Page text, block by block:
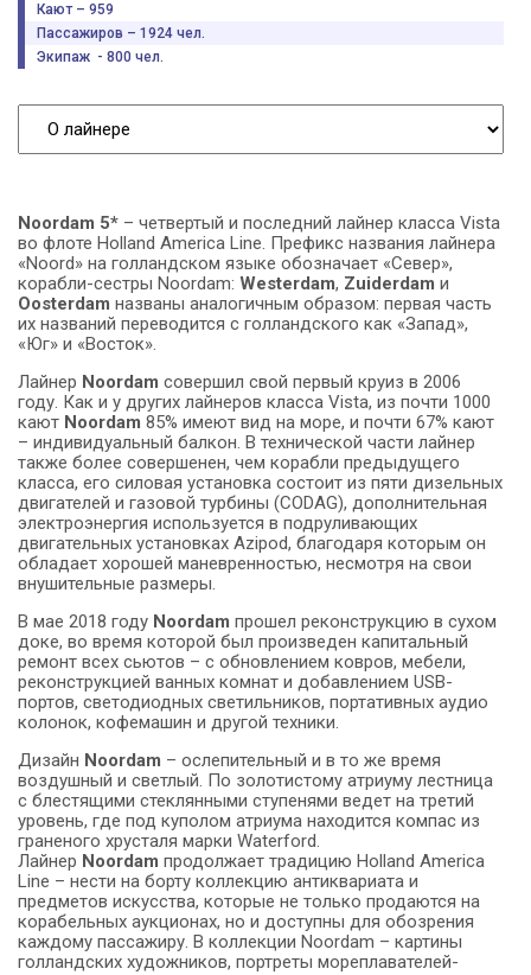
Кают – 959
Пассажиров – 1924 чел.
Экипаж - 800 чел.
Noordam 5* – четвертый и последний лайнер класса Vista
во флоте Holland America Line. Префикс названия лайнера
«Noord» на голландском языке обозначает «Север»,
корабли-сестры Noordam: Westerdam, Zuiderdam и
Oosterdam названы аналогичным образом: первая часть
их названий переводится с голландского как «Запад»,
«Юг» и «Восток».
Лайнер Noordam совершил свой первый круиз в 2006
году. Как и у других лайнеров класса Vista, из почти 1000
кают Noordam 85% имеют вид на море, и почти 67% кают
– индивидуальный балкон. В технической части лайнер
также более совершенен, чем корабли предыдущего
класса, его силовая установка состоит из пяти дизельных
двигателей и газовой турбины (CODAG), дополнительная
электроэнергия используется в подруливающих
двигательных установках Azipod, благодаря которым он
обладает хорошей маневренностью, несмотря на свои
внушительные размеры.
В мае 2018 году Noordam прошел реконструкцию в сухом
доке, во время которой был произведен капитальный
ремонт всех сьютов – с обновлением ковров, мебели,
реконструкцией ванных комнат и добавлением USB-
портов, светодиодных светильников, портативных аудио
колонок, кофемашин и другой техники.
Дизайн Noordam – ослепительный и в то же время
воздушный и светлый. По золотистому атриуму лестница
с блестящими стеклянными ступенями ведет на третий
уровень, где под куполом атриума находится компас из
граненого хрусталя марки Waterford.
Лайнер Noordam продолжает традицию Holland America
Line – нести на борту коллекцию антиквариата и
предметов искусства, которые не только продаются на
корабельных аукционах, но и доступны для обозрения
каждому пассажиру. В коллекции Noordam – картины
голландских художников, портреты мореплавателей-